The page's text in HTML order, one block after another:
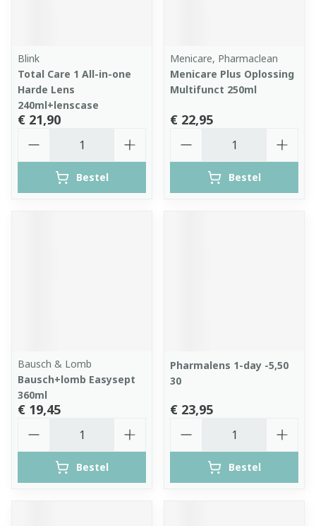
Blink
Total Care 1 All-in-one
Harde Lens
240ml+lenscase
€ 21,90
Bestel
Menicare, Pharmaclean
Menicare Plus Oplossing
Multifunct 250ml
€ 22,95
Bestel
Bausch & Lomb
Bausch+lomb Easysept
360ml
€ 19,45
Bestel
Pharmalens 1-day -5,50
30
€ 23,95
Bestel